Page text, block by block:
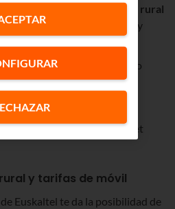
no llega el 5G, el
internet rural
conexión 4G, más rápida y
ejemplo.
: lo recibes en tu casa y lo
elroutery una
el móvil a la oferta de internet
y tarifas de móvil
Euskaltel te da la posibilidad de